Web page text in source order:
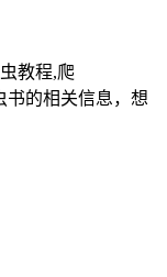
教程,爬
书的相关信息，想